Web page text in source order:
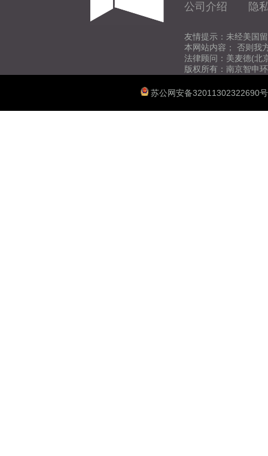
公司介绍 隐
友情提示：未经美国
本网站内容； 否则我
法律顾问：美麦德(北
版权所有：南京智申
苏公网安备32011302322690号